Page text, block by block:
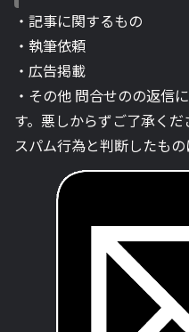
・記事に関するもの
・執筆依頼
・広告掲載
・その他 問合せのの返信
す。悪しからずご了承くだ
スパム行為と判断したもの